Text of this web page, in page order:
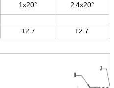
1x20° 2.4x20°
12.7
12.7